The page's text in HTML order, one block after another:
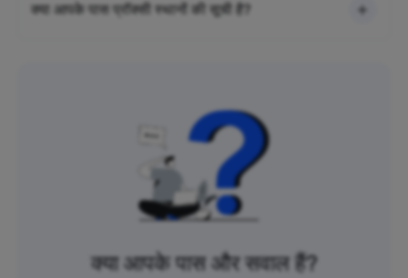
क्या आपके पास प्रॉक्सी स्थानों की सूची है?
क्या आपके पास और सवाल हैं?